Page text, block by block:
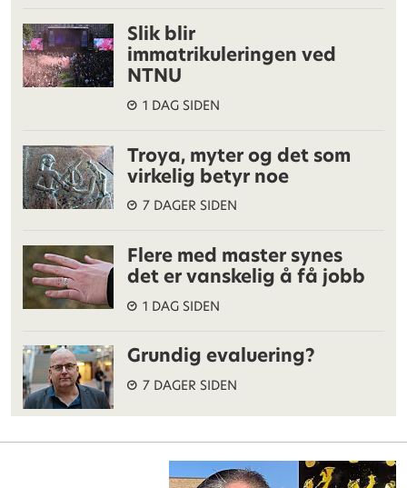
Slik blir
immatrikuleringen ved
NTNU
1 DAG SIDEN
Troya, myter og det som
virkelig betyr noe
7 DAGER SIDEN
Flere med master synes
det er vanskelig å få jobb
1 DAG SIDEN
Grundig evaluering?
7 DAGER SIDEN